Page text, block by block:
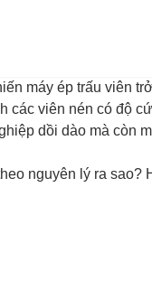
máy ép trấu viên
các viên nén có độ
dồi dào mà còn
nguyên lý ra sao?